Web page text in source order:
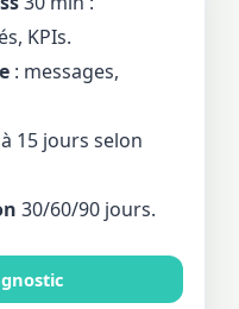
KPIs.
: messages,
15 jours selon
30/60/90 jours.